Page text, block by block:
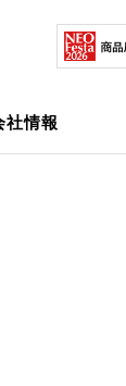
社情報